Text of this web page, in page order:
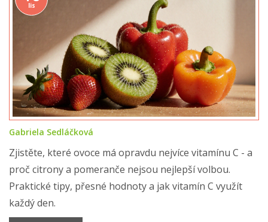
lis
Gabriela Sedláčková
Zjistěte, které ovoce má opravdu nejvíce vitamínu C - a
proč citrony a pomeranče nejsou nejlepší volbou.
Praktické tipy, přesné hodnoty a jak vitamín C využít
každý den.